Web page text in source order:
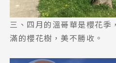
三、四月的溫哥華是櫻花季
滿的櫻花樹，美不勝收。